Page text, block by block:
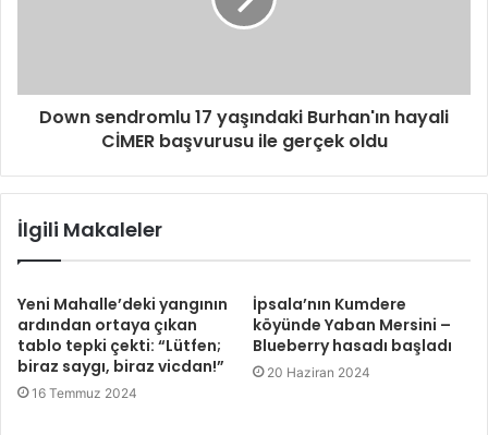
Down sendromlu 17 yaşındaki Burhan'ın hayali
CİMER başvurusu ile gerçek oldu
İlgili Makaleler
Yeni Mahalle’deki yangının
ardından ortaya çıkan
tablo tepki çekti: “Lütfen;
biraz saygı, biraz vicdan!”
16 Temmuz 2024
İpsala’nın Kumdere
köyünde Yaban Mersini –
Blueberry hasadı başladı
20 Haziran 2024